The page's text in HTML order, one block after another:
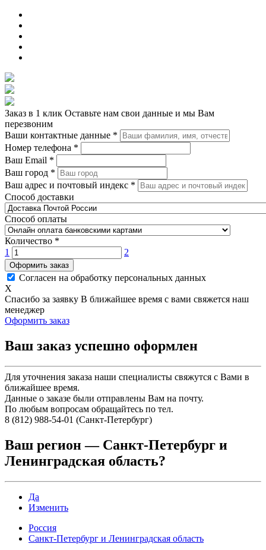
Заказ в 1 клик Оставьте нам свои данные и мы Вам
перезвоним
Ваши контактные данные *
Номер телефона *
Ваш Email *
Ваш город *
Ваш адрес и почтовый индекс *
Способ доставки
Способ оплаты
Количество *
1
2
Оформить заказ
Согласен на обработку персональных данных
X
Спасибо за заявку В ближайшее время с вами свяжется наш
менеджер
Оформить заказ
Ваш заказ успешно оформлен
Для уточнения заказа наши специалисты свяжутся с Вами в
ближайшее время.
Данные о заказе были отправлены Вам на почту.
По любым вопросам обращайтесь по тел.
8 (812) 988-54-01 (Санкт-Петербург)
Ваш регион — Санкт-Петербург и
Ленинградская область?
Да
Изменить
Россия
Санкт-Петербург и Ленинградская область